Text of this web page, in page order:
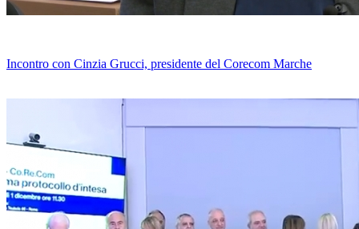
Incontro con Cinzia Grucci, presidente del Corecom Marche